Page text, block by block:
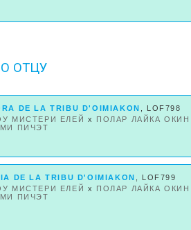
ОТЦУ
DE LA TRIBU D'OIMIAKON
, LOF798
МИСТЕРИ ЕЛЕЙ x ПОЛАР ЛАЙКА
ПИЧЭТ
DE LA TRIBU D'OIMIAKON
, LOF799
МИСТЕРИ ЕЛЕЙ x ПОЛАР ЛАЙКА
ПИЧЭТ